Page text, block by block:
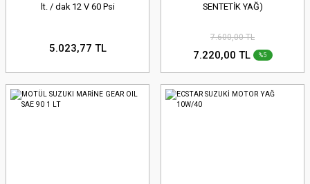
lt. / dak 12 V 60 Psi
5.023,77 TL
SENTETİK YAĞ)
7.600,00 TL
7.220,00 TL %5